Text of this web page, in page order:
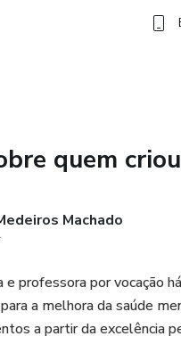
Garantia de 7 dias
Suporte via whatsapp
Acesso de 18 meses
quem
Machado
professora por vocação
a melhora da saúde
a partir da excelência